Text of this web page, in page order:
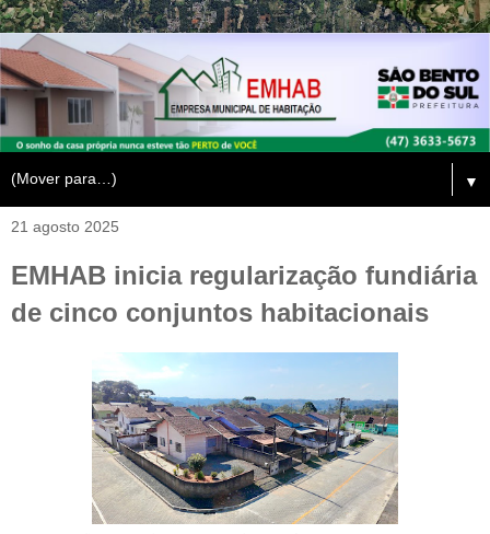
▼
21 agosto 2025
EMHAB inicia regularização fundiária
de cinco conjuntos habitacionais